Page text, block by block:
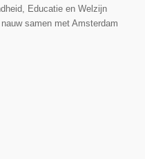
Educatie en Welzijn
samen met Amsterdam